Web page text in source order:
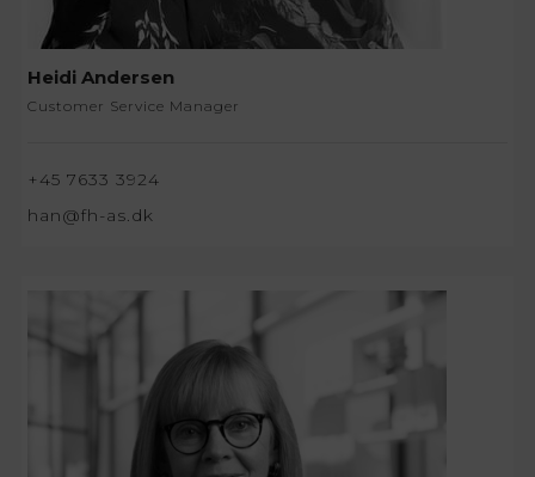
Heidi Andersen
Customer Service Manager
+45 7633 3924
han@fh-as.dk